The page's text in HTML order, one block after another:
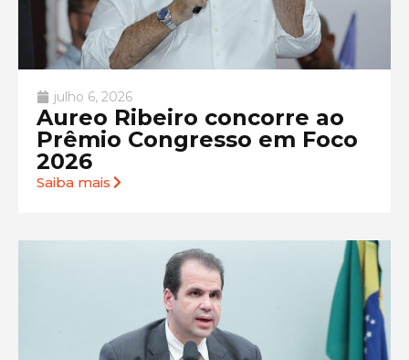
julho 6, 2026
Aureo Ribeiro concorre ao
Prêmio Congresso em Foco
2026
Saiba mais